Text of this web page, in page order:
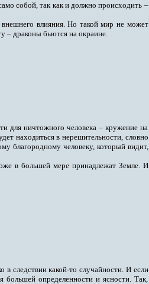
собой, так как и должно происходить –
влияния. Но такой мир не может
– драконы бьются на окраине.
для ничтожного человека – кружение на
находиться в нерешительности, словно
благородному человеку, который видит,
в большей мере принадлежат Земле. И
следствии какой-то случайности. И если
большей определенности и ясности. Так,